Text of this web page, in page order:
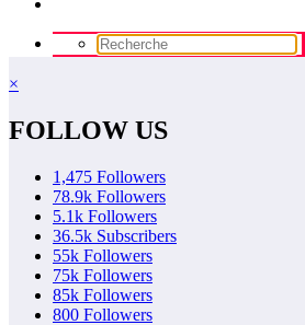
×
FOLLOW US
1,475 Followers
78.9k Followers
5.1k Followers
36.5k Subscribers
55k Followers
75k Followers
85k Followers
800 Followers